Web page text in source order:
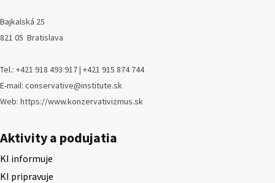
Bajkalská 25
821 05 Bratislava
Tel.: +421 918 493 917 | +421 915 874 744
E-mail: conservative@institute.sk
Web: https://www.konzervativizmus.sk
Aktivity a podujatia
KI informuje
KI pripravuje